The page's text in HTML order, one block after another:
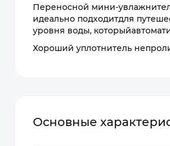
Переносной мини-
идеально подходитдля
уровня воды,
Хороший уплотнитель
Основные